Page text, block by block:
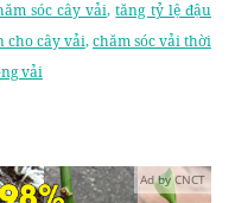
sóc cây vải,tăng tỷ lệ đậu
cho cây vải,chăm sóc vải thời
vải
Ad by CNCT